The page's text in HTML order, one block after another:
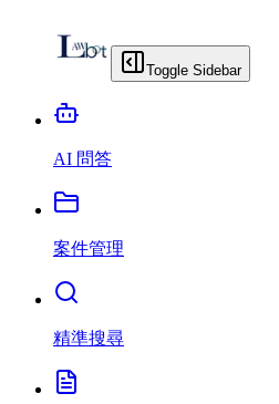
Toggle Sidebar
AI 問答
案件管理
精準搜尋